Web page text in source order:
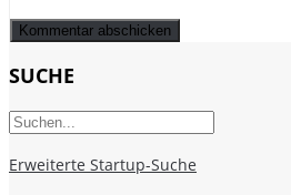
SUCHE
Erweiterte Startup-Suche